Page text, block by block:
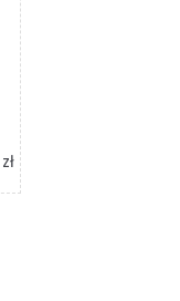
złZakres
cen: